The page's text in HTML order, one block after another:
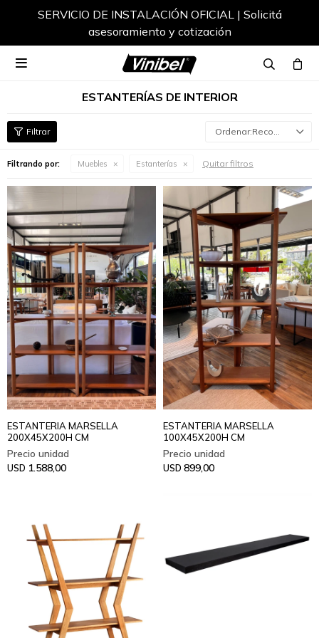
SERVICIO DE INSTALACIÓN OFICIAL | Solicitá
asesoramiento y cotización

ESTANTERÍAS DE INTERIOR
Recomendados
Filtrando por: Muebles Estanterías Quitar filtros
ESTANTERIA MARSELLA
200X45X200H CM
USD 1.588,00
ESTANTERIA MARSELLA
100X45X200H CM
USD 899,00